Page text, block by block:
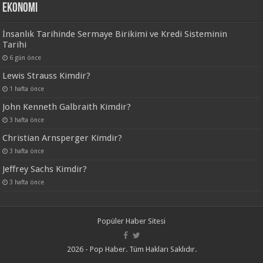
Ekonomi
İnsanlık Tarihinde Sermaye Birikimi ve Kredi Sisteminin
Tarihi
6 gün önce
Lewis Strauss Kimdir?
1 hafta önce
John Kenneth Galbraith Kimdir?
3 hafta önce
Christian Arnsperger Kimdir?
3 hafta önce
Jeffrey Sachs Kimdir?
3 hafta önce
Popüler Haber Sitesi
2026 - Pop Haber. Tüm Hakları Saklıdır.